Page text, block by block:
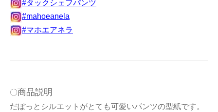
#タックシェフパンツ
#mahoeanela
#マホエアネラ
〇商品説明
だぼっとシルエットがとても可愛いパンツの型紙です。